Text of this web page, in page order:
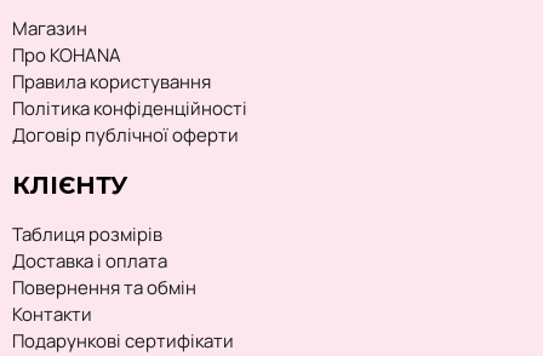
Магазин
Про KOHANA
Правила користування
Політика конфіденційності
Договір публічної оферти
КЛІЄНТУ
Таблиця розмірів
Доставка і оплата
Повернення та обмін
Контакти
Подарункові сертифікати